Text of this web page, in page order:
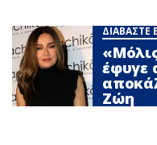
ΔΙΑΒΑΣΤΕ
έφυγε
Ζώη